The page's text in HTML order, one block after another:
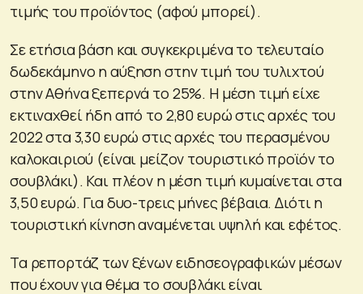
τιμής του προϊόντος (αφού μπορεί).
Σε ετήσια βάση και συγκεκριμένα το τελευταίο
δωδεκάμηνο η αύξηση στην τιμή του τυλιχτού
στην Αθήνα ξεπερνά το 25%. Η μέση τιμή είχε
εκτιναχθεί ήδη από το 2,80 ευρώ στις αρχές του
2022 στα 3,30 ευρώ στις αρχές του περασμένου
καλοκαιριού (είναι μείζον τουριστικό προϊόν το
σουβλάκι). Και πλέον η μέση τιμή κυμαίνεται στα
3,50 ευρώ. Για δυο-τρεις μήνες βέβαια. Διότι η
τουριστική κίνηση αναμένεται υψηλή και εφέτος.
Τα ρεπορτάζ των ξένων ειδησεογραφικών μέσων
που έχουν για θέμα το σουβλάκι είναι